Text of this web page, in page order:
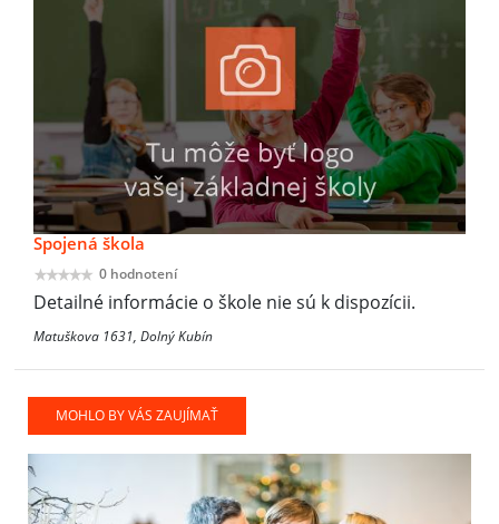
Spojená škola
0 hodnotení
Detailné informácie o škole nie sú k dispozícii.
Matuškova 1631, Dolný Kubín
MOHLO BY VÁS ZAUJÍMAŤ